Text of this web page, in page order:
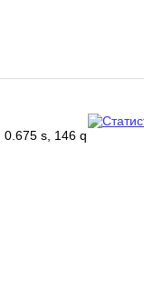
0.675 s, 146 q